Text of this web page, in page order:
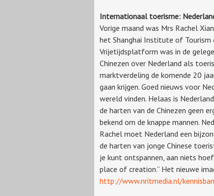
Internationaal toerisme:
Vorige maand was Mrs Rachel
het Shanghai Institute of Tourism
Vrijetijdsplatform was in de
Chinezen over Nederland als
marktverdeling de komende 20
gaan krijgen. Goed nieuws voor
wereld vinden. Helaas is
de harten van de Chinezen geen
bekend om de knappe mannen.
Rachel moet Nederland een
de harten van jonge Chinese
je kunt ontspannen, aan niets
place of creation.” Het nieuwe
http://www.nritmedia.nl/